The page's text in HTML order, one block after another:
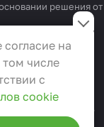
решения от
и
рассматривать
17 370-30-64
Беларусь
на
числе
с
cookie